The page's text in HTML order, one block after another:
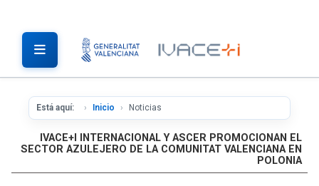
Está aquí: Inicio Noticias
IVACE+I INTERNACIONAL Y ASCER PROMOCIONAN EL
SECTOR AZULEJERO DE LA COMUNITAT VALENCIANA EN
POLONIA